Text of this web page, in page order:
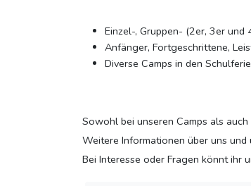
Einzel-, Gruppen- (2er, 3er
Anfänger, Fortgeschrittene,
Diverse Camps in den
Sowohl bei unseren Camps als
Weitere Informationen über uns
Bei Interesse oder Fragen könnt ihr